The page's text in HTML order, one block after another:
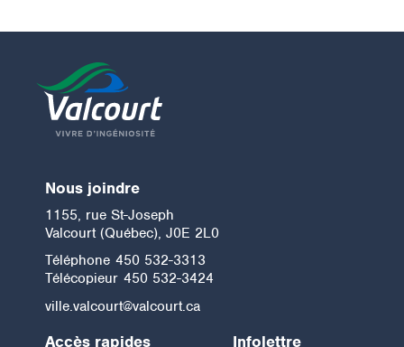
Nous joindre
1155, rue St-Joseph
Valcourt (Québec), J0E 2L0
Téléphone 450 532-3313
Télécopieur 450 532-3424
ville.valcourt@valcourt.ca
Accès rapides Infolettre